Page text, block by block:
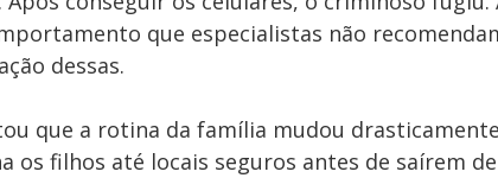
que especialistas não
dessas.
que a rotina da família mudou
os filhos até locais seguros antes de saírem